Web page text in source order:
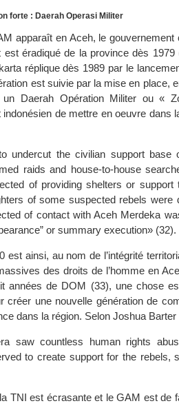
forte : Daerah Operasi Militer
apparaît en Aceh, le
est éradiqué de la province dès
réplique dès 1989 par le
est suivie par la mise en place,
Daerah Opération Militer ou «
indonésien de mettre en oeuvre dans
undercut the civilian support base
raids and house-to-house
of providing shelters or
of some suspected rebels were
of contact with Aceh Merdeka
or summary execution» (32).
est ainsi, au nom de l’intégrité
des droits de l’homme en
années de DOM (33), une chose
créer une nouvelle génération de
dans la région. Selon Joshua Barter
saw countless human rights
to create support for the rebels,
TNI est écrasante et le GAM est de